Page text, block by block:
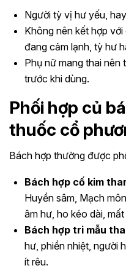
Người tỳ vị hư yếu,
Không nên kết hợp
đang cảm lạnh, tỳ hư
Phụ nữ mang thai nên
trước khi dùng.
Phối hợp củ
thuốc cổ
Bách hợp thường được
Bách hợp cố kim
Huyền sâm, Mạch
âm hư, ho kéo dài,
Bách hợp tri mẫu
hư, phiền nhiệt, người
ít rêu.